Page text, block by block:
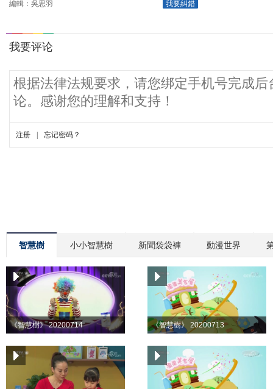
我要糾錯
編輯：吳思羽
智慧樹 小小智慧樹 新聞袋袋褲 動漫世界
《智慧樹》 20200714 《智慧樹》 20200713